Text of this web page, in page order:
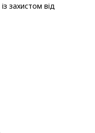
із захистом від